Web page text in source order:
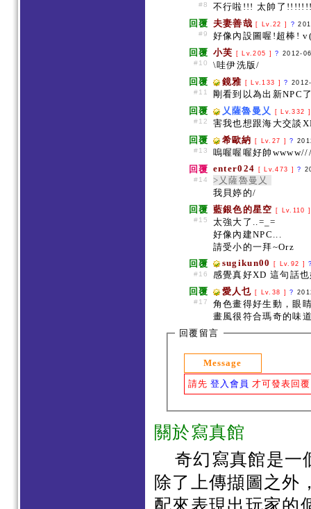
#8
不行啦!!! 太帥了
回覆
#9
夫妻善哉 [ Lv.22 ] ?
好像內設圖喔!超棒!
回覆
#10
小芙 [ Lv.205 ]? 2012-
\哇伊洗版/
回覆
#11
鏡雅 [ Lv.133 ]?
剛看到以為出新NPC
回覆
#12
乂薩魯曼乂 [ Lv.332
害我也想跟海大交談
回覆
#13
希歐納 [ Lv.27 ]?
嗚喔喔喔好帥
回覆
#14
enter024 [ Lv.473 ]?
>乂薩魯曼乂
我貝婷的/
回覆
#15
藍銀色的星空 [ Lv.110
太強大了..=_=
好像內建NPC...
請受小的一拜~Orz
回覆
#16
sugikun00 [ Lv.92 ]
感覺真好XD 這句話
回覆
#17
愛人乜 [ Lv.38 ]?
角色畫得好生動，眼
畫風很符合瑪奇的味
回覆留言
Message
請先 登入會員 才可發表回
關於寫真館
奇幻寫真館是一
除了上傳擷圖之外
配來表現出玩家的